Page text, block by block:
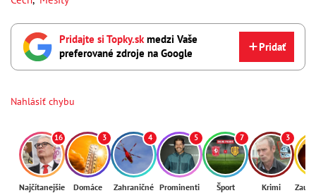
Pridajte si Topky.skmedzi Vaše
preferované zdroje na Google
Pridať
Nahlásiť chybu
16
Najčítanejšie
3
Domáce
4
Zahraničné
5
Prominenti
7
Šport
3
Krimi